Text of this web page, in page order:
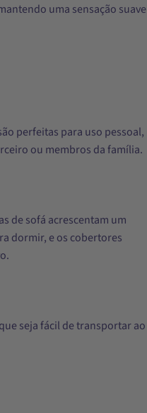
uma sensação suave
perfeitas para uso pessoal,
ou membros da família.
de sofá acrescentam um
dormir, e os cobertores
seja fácil de transportar ao